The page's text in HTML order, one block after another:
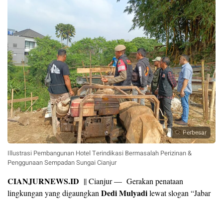
Perbesar
Illustrasi Pembangunan Hotel Terindikasi Bermasalah Perizinan &
Penggunaan Sempadan Sungai Cianjur
CIANJURNEWS.ID || Cianjur — Gerakan penataan
lingkungan yang digaungkan Dedi Mulyadilewat slogan “Jabar